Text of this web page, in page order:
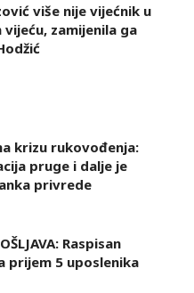
više nije vijećnik u
vijeću, zamijenila ga
krizu rukovođenja:
pruge i dalje je
privrede
Raspisan
prijem 5 uposlenika